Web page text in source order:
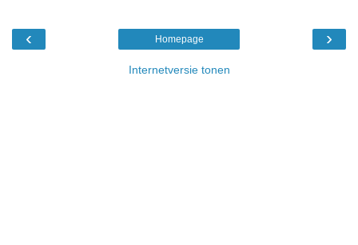
‹ ›
Homepage
Internetversie tonen